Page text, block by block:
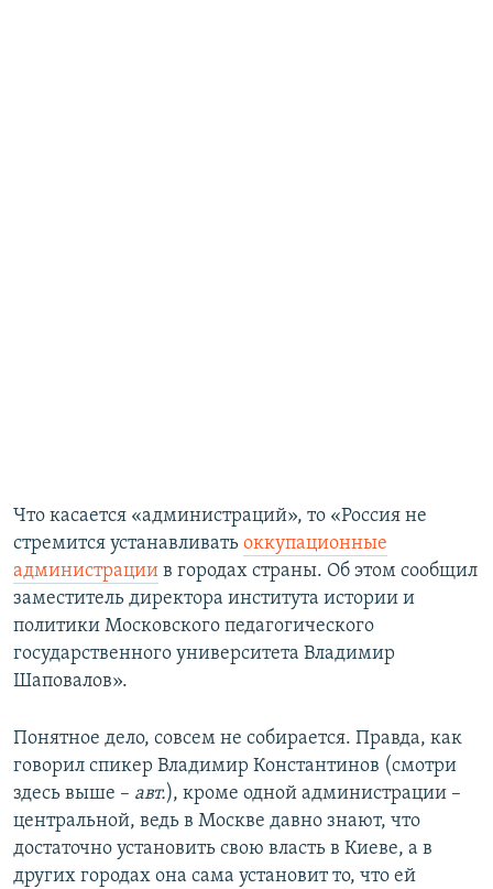
Что касается «администраций», то «Россия не
стремится устанавливать оккупационные
администрации в городах страны. Об этом сообщил
заместитель директора института истории и
политики Московского педагогического
государственного университета Владимир
Шаповалов».
Понятное дело, совсем не собирается. Правда, как
говорил спикер Владимир Константинов (смотри
здесь выше – авт.), кроме одной администрации –
центральной, ведь в Москве давно знают, что
достаточно установить свою власть в Киеве, а в
других городах она сама установит то, что ей